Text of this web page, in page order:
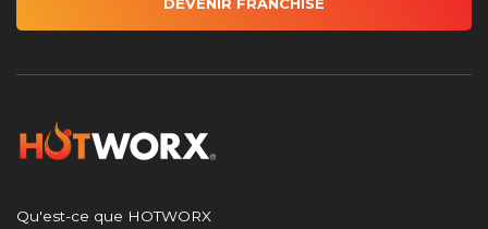
Qu'est-ce que HOTWORX